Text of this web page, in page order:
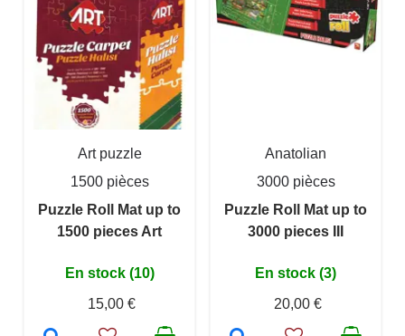
Art puzzle
1500 pièces
Puzzle Roll Mat up to
1500 pieces Art
En stock (10)
15,00 €
Anatolian
3000 pièces
Puzzle Roll Mat up to
3000 pieces III
En stock (3)
20,00 €